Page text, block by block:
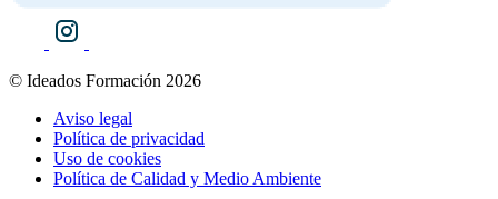
© Ideados Formación 2026
Aviso legal
Política de privacidad
Uso de cookies
Política de Calidad y Medio Ambiente